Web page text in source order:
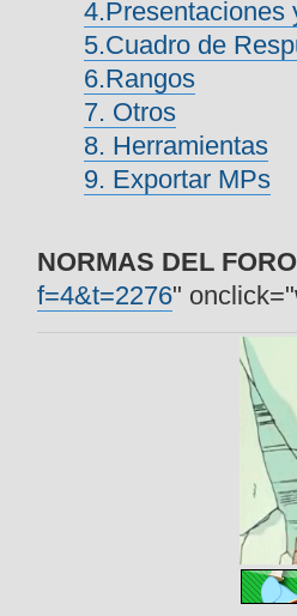
4.Presentaciones
5.Cuadro de
6.Rangos
7. Otros
8. Herramientas
9. Exportar MPs
NORMAS DEL
f=4&t=2276"